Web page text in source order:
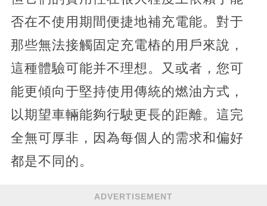
否在不使用期間便捷地補充電能。對于
那些無法接觸固定充電樁的用戶來說，
這種體驗可能并不理想。又或者，您可
能更傾向于堅持使用傳統的燃油方式，
以期望車輛能夠行駛更長的距離。這完
全無可厚非，因為每個人的需求和偏好
都是不同的。
ADVERTISEMENT